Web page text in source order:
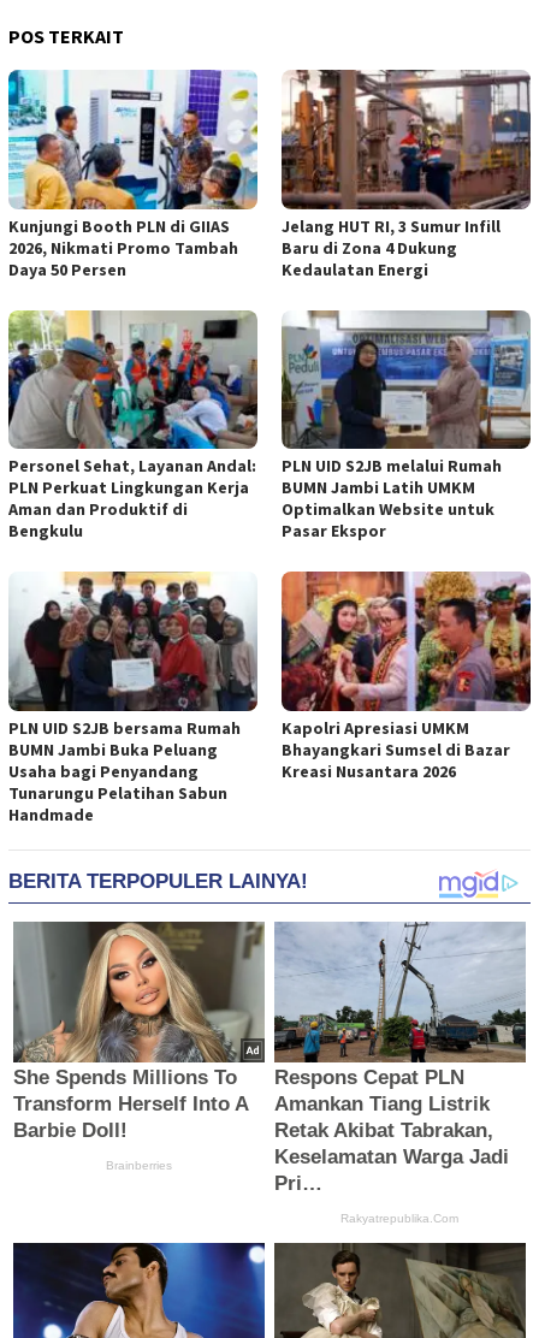
POS TERKAIT
Kunjungi Booth PLN di GIIAS
2026, Nikmati Promo Tambah
Daya 50 Persen
Jelang HUT RI, 3 Sumur Infill
Baru di Zona 4 Dukung
Kedaulatan Energi
Personel Sehat, Layanan Andal:
PLN Perkuat Lingkungan Kerja
Aman dan Produktif di
Bengkulu
PLN UID S2JB melalui Rumah
BUMN Jambi Latih UMKM
Optimalkan Website untuk
Pasar Ekspor
PLN UID S2JB bersama Rumah
BUMN Jambi Buka Peluang
Usaha bagi Penyandang
Tunarungu Pelatihan Sabun
Handmade
Kapolri Apresiasi UMKM
Bhayangkari Sumsel di Bazar
Kreasi Nusantara 2026